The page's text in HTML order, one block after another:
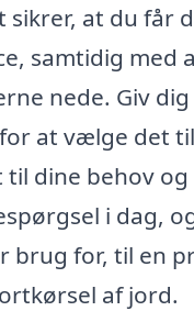
sikrer, at du får
samtidig med
nede. Giv dig
at vælge det
til dine behov
i dag,
brug for, til en
af jord.